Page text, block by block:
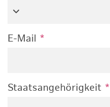
E-Mail *
Staatsangehörigkeit *